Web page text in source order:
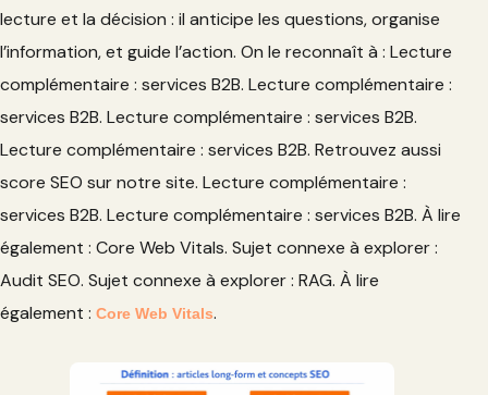
lecture et la décision : il anticipe les questions, organise
l’information, et guide l’action. On le reconnaît à : Lecture
complémentaire : services B2B. Lecture complémentaire :
services B2B. Lecture complémentaire : services B2B.
Lecture complémentaire : services B2B. Retrouvez aussi
score SEO sur notre site. Lecture complémentaire :
services B2B. Lecture complémentaire : services B2B. À lire
également : Core Web Vitals. Sujet connexe à explorer :
Audit SEO. Sujet connexe à explorer : RAG. À lire
également : Core Web Vitals.